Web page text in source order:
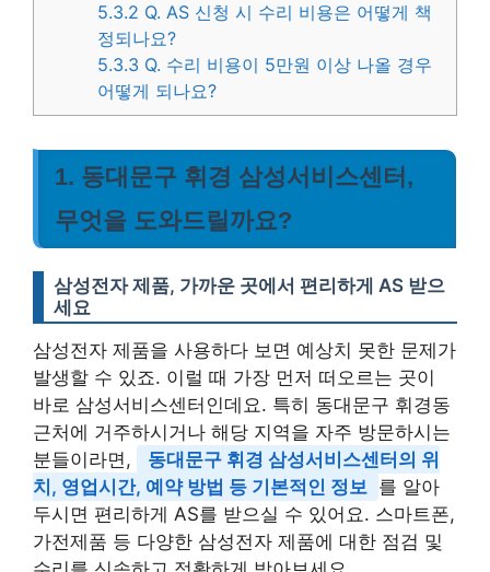
5.3.2 Q. AS 신청 시 수리 비용은 어떻게 책
정되나요?
5.3.3 Q. 수리 비용이 5만원 이상 나올 경우
어떻게 되나요?
1. 동대문구 휘경 삼성서비스센터,
무엇을 도와드릴까요?
삼성전자 제품, 가까운 곳에서 편리하게 AS 받으
세요
삼성전자 제품을 사용하다 보면 예상치 못한 문제가
발생할 수 있죠. 이럴 때 가장 먼저 떠오르는 곳이
바로 삼성서비스센터인데요. 특히 동대문구 휘경동
근처에 거주하시거나 해당 지역을 자주 방문하시는
분들이라면,
동대문구 휘경 삼성서비스센터의 위
치, 영업시간, 예약 방법 등 기본적인 정보 를 알아
두시면 편리하게 AS를 받으실 수 있어요. 스마트폰,
가전제품 등 다양한 삼성전자 제품에 대한 점검 및